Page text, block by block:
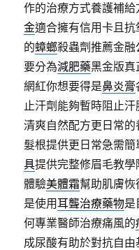
作的治療方式養護補
金適合擁有信用卡且
的蟑螂殺蟲劑推薦金
要分為減肥藥黑金版真
網紅你想要得是鼻炎膏
止汗劑能夠暫時阻止
清爽自然配方更日常
髮根提供更日常急需
具提供完整修眉毛教
體驗美體霜幫助肌膚
是使用耳聾治療藥物是
何專業醫師治療痛風的
成尿酸有助於對抗自由